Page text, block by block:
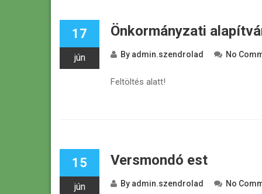
17
jún
Önkormányzati
By admin.szendrolad No
Feltöltés alatt!
15
jún
Versmondó est
By admin.szendrolad No